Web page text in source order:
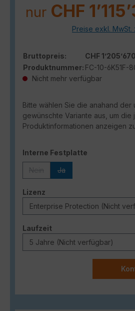
nur CHF
Preise exkl.
Bruttopreis:
CHF
Produktnummer: FC-10-6K51F-
Nicht mehr verfügbar
Bitte wählen Sie die anahand der
gewünschte Variante aus, um die
Produktinformationen anzeigen
Interne Festplatte
Ja
Lizenz
Laufzeitauswählen